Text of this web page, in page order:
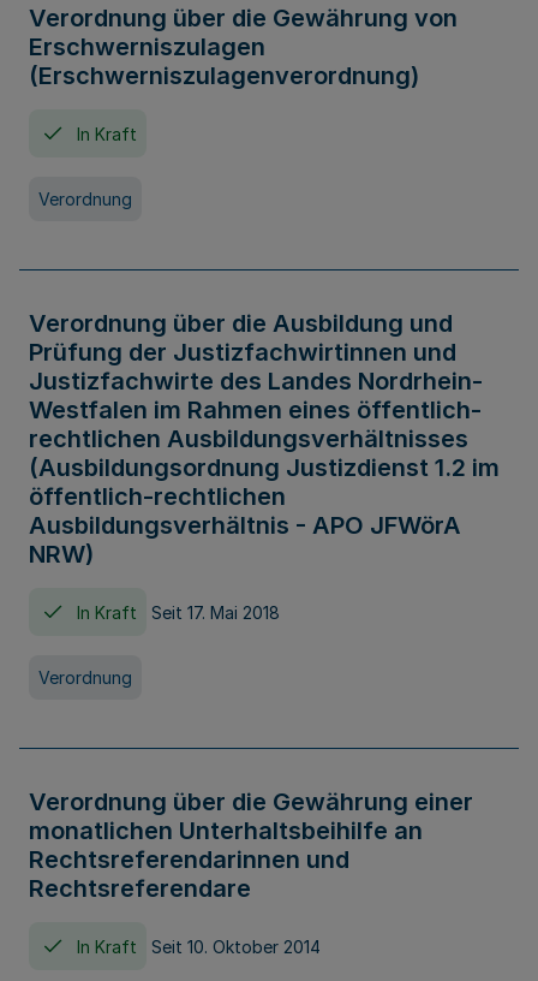
Verordnung über die Gewährung von
Erschwerniszulagen
(Erschwerniszulagenverordnung)
In Kraft
Verordnung
Verordnung über die Ausbildung und
Prüfung der Justizfachwirtinnen und
Justizfachwirte des Landes Nordrhein-
Westfalen im Rahmen eines öffentlich-
rechtlichen Ausbildungsverhältnisses
(Ausbildungsordnung Justizdienst 1.2 im
öffentlich-rechtlichen
Ausbildungsverhältnis - APO JFWörA
NRW)
In Kraft Seit 17. Mai 2018
Verordnung
Verordnung über die Gewährung einer
monatlichen Unterhaltsbeihilfe an
Rechtsreferendarinnen und
Rechtsreferendare
In Kraft Seit 10. Oktober 2014